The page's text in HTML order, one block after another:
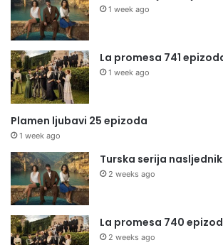
1 week ago
La promesa 741
1 week ago
Plamen ljubavi 25 epizoda
1 week ago
Turska serija
2 weeks ago
La promesa 740
2 weeks ago